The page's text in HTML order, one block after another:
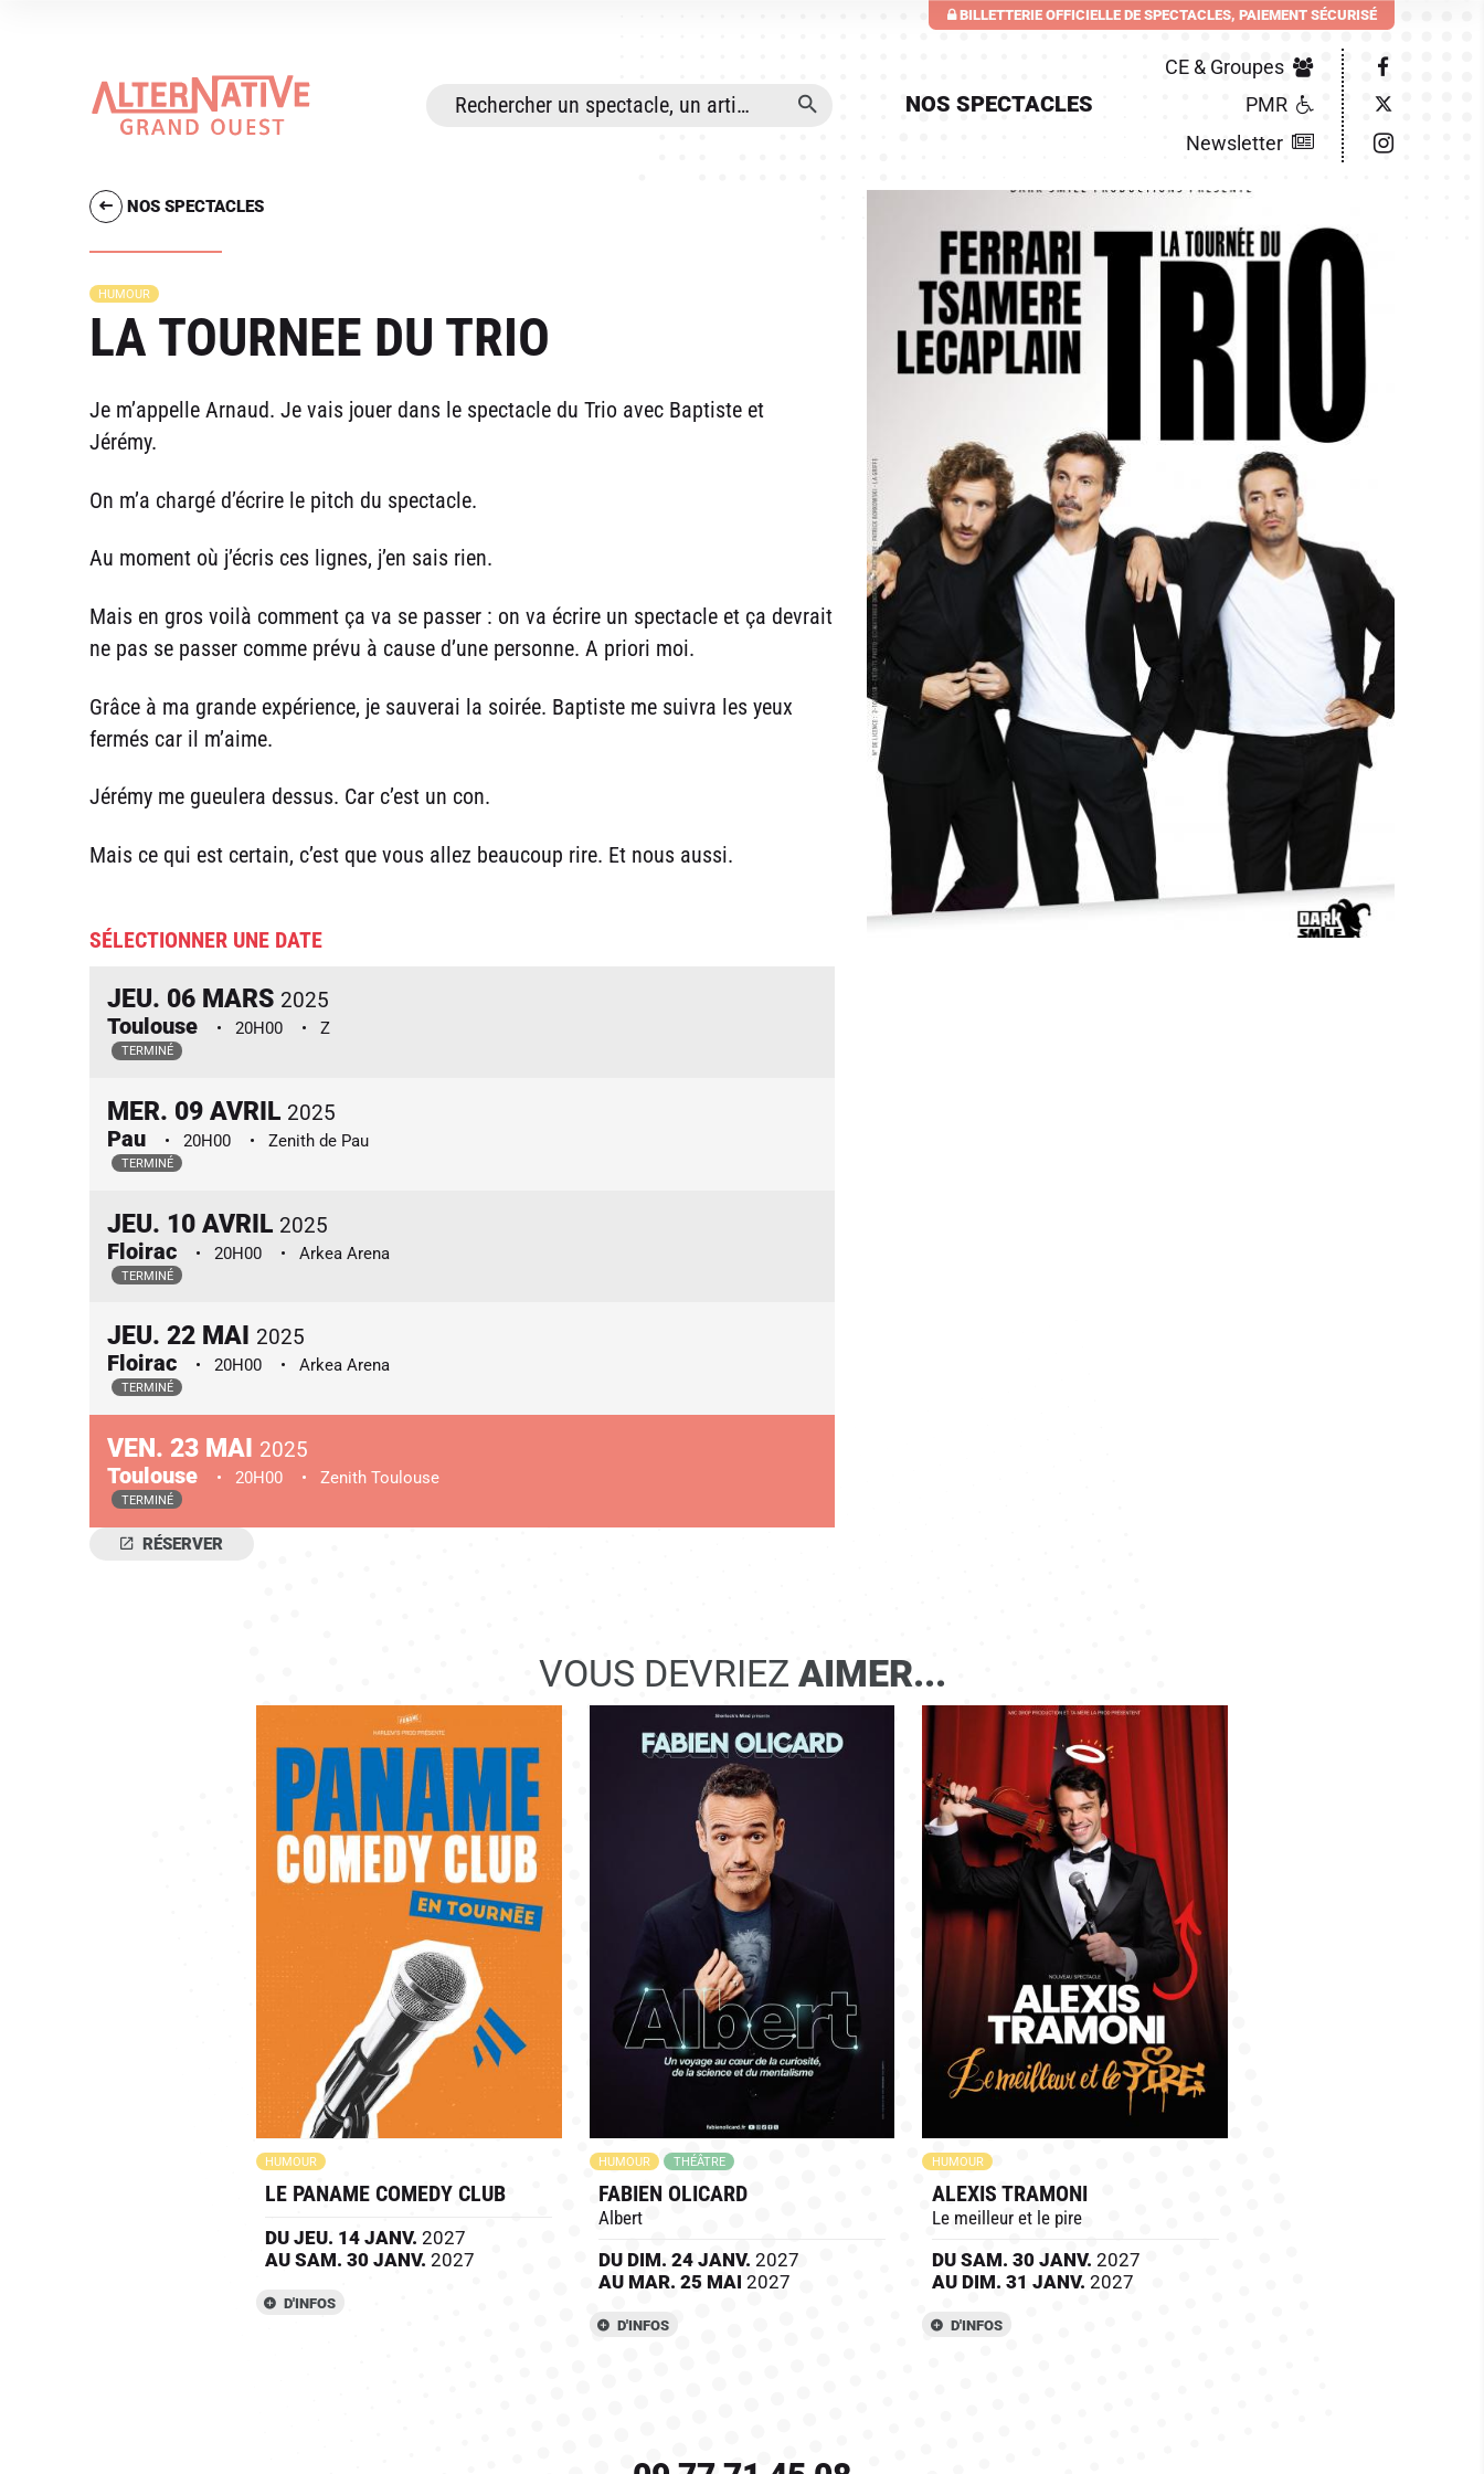
BILLETTERIE OFFICIELLE DE SPECTACLES, PAIEMENT SÉCURISÉ
NOS SPECTACLES
CE & Groupes
PMR
Newsletter
NOS SPECTACLES
HUMOUR
LA TOURNEE DU TRIO
Je m’appelle Arnaud. Je vais jouer dans le spectacle du Trio avec Baptiste et
Jérémy.
On m’a chargé d’écrire le pitch du spectacle.
Au moment où j’écris ces lignes, j’en sais rien.
Mais en gros voilà comment ça va se passer : on va écrire un spectacle et ça devrait
ne pas se passer comme prévu à cause d’une personne. A priori moi.
Grâce à ma grande expérience, je sauverai la soirée. Baptiste me suivra les yeux
fermés car il m’aime.
Jérémy me gueulera dessus. Car c’est un con.
Mais ce qui est certain, c’est que vous allez beaucoup rire. Et nous aussi.
SÉLECTIONNER UNE DATE
JEU. 06 MARS 2025
Toulouse
20H00 Z
TERMINÉ
MER. 09 AVRIL 2025
Pau
20H00 Zenith de Pau
TERMINÉ
JEU. 10 AVRIL 2025
Floirac
20H00 Arkea Arena
TERMINÉ
JEU. 22 MAI
2025
Floirac
20H00 Arkea Arena
TERMINÉ
VEN. 23 MAI 2025
Toulouse
20H00 Zenith Toulouse
TERMINÉ
RÉSERVER
VOUS DEVRIEZ AIMER...
HUMOUR
LE PANAME COMEDY CLUB
DU JEU. 14 JANV. 2027
AU SAM. 30 JANV. 2027
D'INFOS
HUMOUR THÉÂTRE
FABIEN OLICARD
Albert
DU DIM. 24 JANV. 2027
AU MAR. 25 MAI 2027
D'INFOS
HUMOUR
ALEXIS TRAMONI
Le meilleur et le pire
DU SAM. 30 JANV. 2027
AU DIM. 31 JANV. 2027
D'INFOS